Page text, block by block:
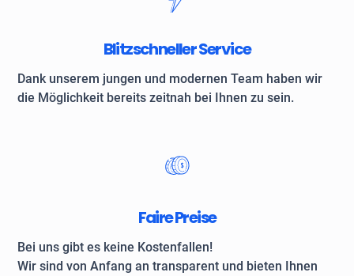
Blitzschneller Service
Dank unserem jungen und modernen Team haben wir
die Möglichkeit bereits zeitnah bei Ihnen zu sein.
Faire Preise
Bei uns gibt es keine Kostenfallen!
Wir sind von Anfang an transparent und bieten Ihnen